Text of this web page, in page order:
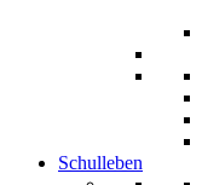
Schulleben